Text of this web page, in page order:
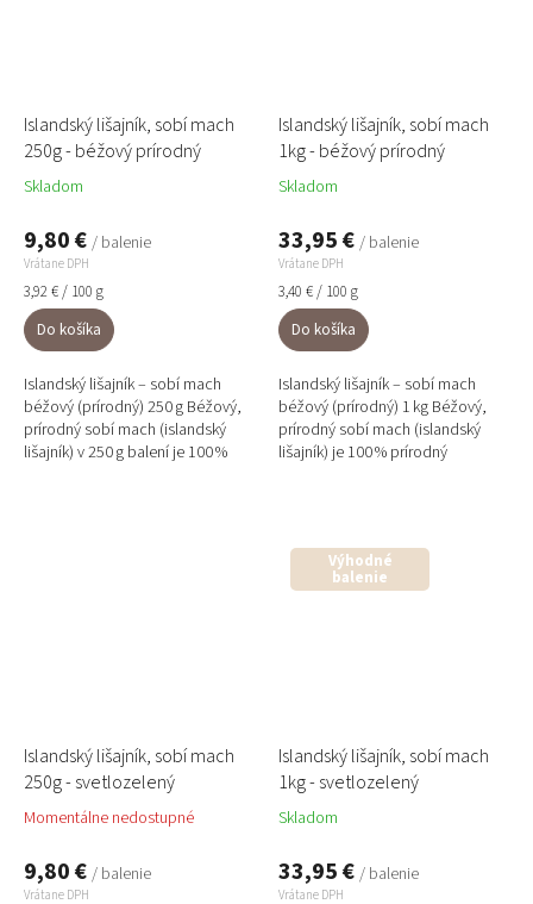
Islandský lišajník, sobí mach
250g - béžový prírodný
Skladom
9,80 € / balenie
Vrátane DPH
Jednotková
cena:
3,92 € / 100 g
Do košíka
Islandský lišajník – sobí mach
béžový (prírodný) 250 g Béžový,
prírodný sobí mach (islandský
lišajník) v 250 g balení je 100 %
Islandský lišajník, sobí mach
1kg - béžový prírodný
Skladom
33,95 € / balenie
Vrátane DPH
Jednotková
cena:
3,40 € / 100 g
Do košíka
Islandský lišajník – sobí mach
béžový (prírodný) 1 kg Béžový,
prírodný sobí mach (islandský
lišajník) je 100 % prírodný
Islandský lišajník, sobí mach
250g - svetlozelený
Momentálne nedostupné
9,80 € / balenie
Vrátane DPH
Výhodné
balenie
Islandský lišajník, sobí mach
1kg - svetlozelený
Skladom
33,95 € / balenie
Vrátane DPH